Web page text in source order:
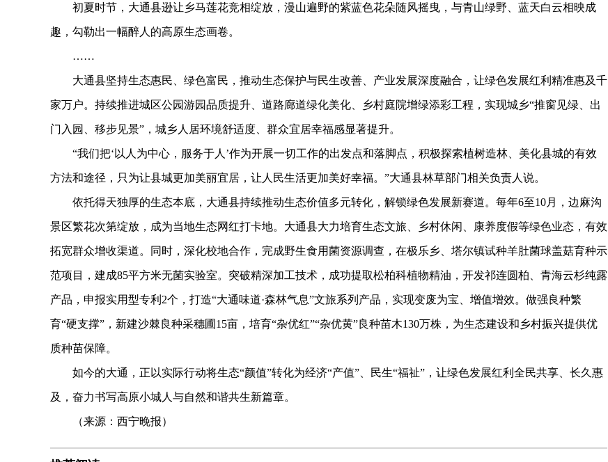
初夏时节，大通县逊让乡马莲花竞相绽放，漫山遍野的紫蓝色花朵随风摇曳，与青山绿野、蓝天白云相映成
趣，勾勒出一幅醉人的高原生态画卷。
……
大通县坚持生态惠民、绿色富民，推动生态保护与民生改善、产业发展深度融合，让绿色发展红利精准惠及千
家万户。持续推进城区公园游园品质提升、道路廊道绿化美化、乡村庭院增绿添彩工程，实现城乡“推窗见绿、出
门入园、移步见景”，城乡人居环境舒适度、群众宜居幸福感显著提升。
“我们把‘以人为中心，服务于人’作为开展一切工作的出发点和落脚点，积极探索植树造林、美化县城的有效
方法和途径，只为让县城更加美丽宜居，让人民生活更加美好幸福。”大通县林草部门相关负责人说。
依托得天独厚的生态本底，大通县持续推动生态价值多元转化，解锁绿色发展新赛道。每年6至10月，边麻沟
景区繁花次第绽放，成为当地生态网红打卡地。大通县大力培育生态文旅、乡村休闲、康养度假等绿色业态，有效
拓宽群众增收渠道。同时，深化校地合作，完成野生食用菌资源调查，在极乐乡、塔尔镇试种羊肚菌球盖菇育种示
范项目，建成85平方米无菌实验室。突破精深加工技术，成功提取松柏科植物精油，开发祁连圆柏、青海云杉纯露
产品，申报实用型专利2个，打造“大通味道·森林气息”文旅系列产品，实现变废为宝、增值增效。做强良种繁
育“硬支撑”，新建沙棘良种采穗圃15亩，培育“杂优红”“杂优黄”良种苗木130万株，为生态建设和乡村振兴提供优
质种苗保障。
如今的大通，正以实际行动将生态“颜值”转化为经济“产值”、民生“福祉”，让绿色发展红利全民共享、长久惠
及，奋力书写高原小城人与自然和谐共生新篇章。
（来源：西宁晚报）